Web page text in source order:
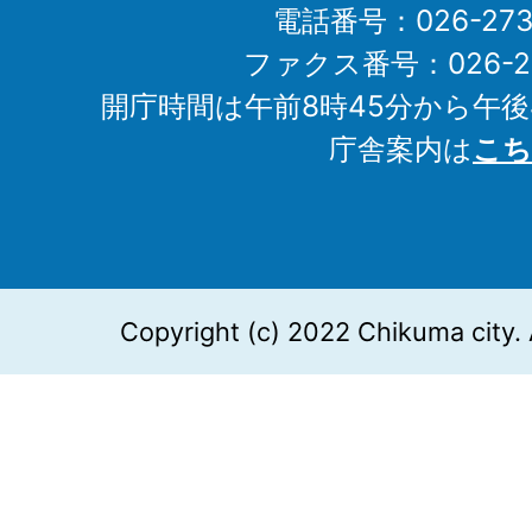
電話番号：026-
ファクス番号：026-
開庁時間は午前8時45分から午
庁舎案内はこ
Copyright (c) 2022 Chikuma city.